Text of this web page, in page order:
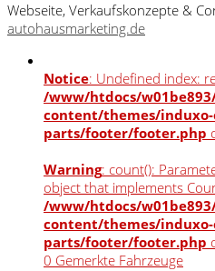
Webseite, Verkaufskonzepte &
autohausmarketing.de
Notice: Undefined index:
/www/htdocs/
content/themes/
parts/footer/footer.php
Warning: count():
object that implements
/www/htdocs/
content/themes/
parts/footer/footer.php
0 Gemerkte Fahrzeuge